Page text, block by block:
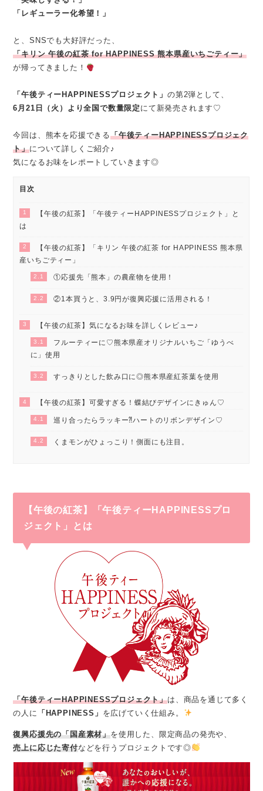
「レギューラー化希望！」
と、SNSでも大好評だった、
「キリン 午後の紅茶 for HAPPINESS 熊本県産いちごティー」
が帰ってきました！
「午後ティーHAPPINESSプロジェクト」 の第2弾として、
6月21日（火）より全国で数量限定 にて新発売されます♡
今回は、熊本を応援できる「午後ティーHAPPINESSプロジェク
ト」について詳しくご紹介♪
気になるお味をレポートしていきます◎
目次
1
【午後の紅茶】「午後ティーHAPPINESSプロジェクト」と
は
2
【午後の紅茶】「キリン 午後の紅茶 for HAPPINESS 熊本県
産いちごティー」
2.1 ①応援先「熊本」の農産物を使用！
2.2 ②1本買うと、3.9円が復興応援に活用される！
3 【午後の紅茶】気になるお味を詳しくレビュー♪
3.1
フルーティーに♡熊本県産オリジナルいちご「ゆうべ
に」使用
3.2 すっきりとした飲み口に◎熊本県産紅茶葉を使用
4 【午後の紅茶】可愛すぎる！蝶結びデザインにきゅん♡
4.1 巡り合ったらラッキー⁈ハートのリボンデザイン♡
4.2 くまモンがひょっこり！側面にも注目。
【午後の紅茶】「午後ティーHAPPINESSプロ
ジェクト」とは
「午後ティーHAPPINESSプロジェクト」は、商品を通じて多く
の人に
「HAPPINESS」 を広げていく仕組み。
復興応援先の「国産素材」を使用した、限定商品の発売や、
売上に応じた寄付などを行うプロジェクトです◎